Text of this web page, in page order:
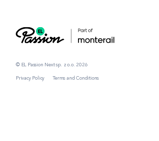
© EL Passion Next sp. z o.o. 2026
Privacy Policy Terms and Conditions